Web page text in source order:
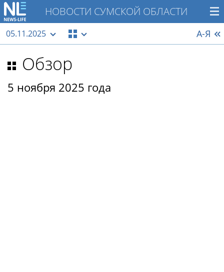
НОВОСТИ СУМСКОЙ ОБЛАСТИ
05.11.2025 А-Я
Обзор
5 ноября 2025 года